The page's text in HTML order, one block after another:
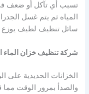
تسبب أي تآكل أو ضعف في
المياه ثم يتم غسل
سائل تنظيف لطيف يوزع
شركة تنظيف خزان الماء
الخزانات الحديدية على
والصدأ بمرور الوقت